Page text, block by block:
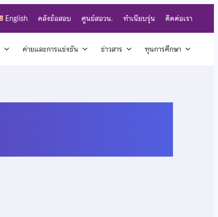
English คลังข้อสอบ ศูนย์สอวน. ทำเนียบรุ่น ติดต่อเรา
ค่ายและการแข่งขัน ข่าวสาร ทุนการศึกษา